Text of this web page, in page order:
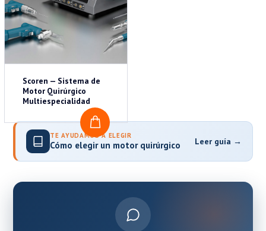
COTIZAR
Scoren — Sistema de
Motor Quirúrgico
Multiespecialidad
TE AYUDAMOS A ELEGIR
Cómo elegir un motor quirúrgico Leer guía →